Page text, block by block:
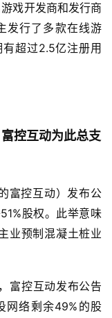
戏开发商和发行商
发行了多款在线游
有超过2.5亿注册用
控互动为此总支
富控互动）发布公
股权。此举意味
业预制混凝土桩业
富控互动发布公告
网络剩余49%的股